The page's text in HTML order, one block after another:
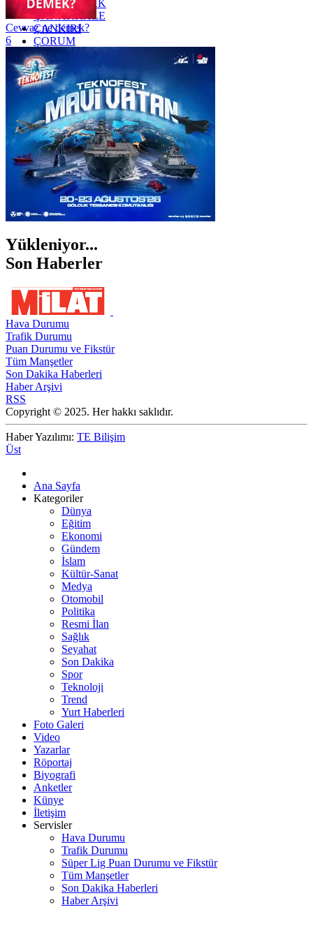
ZONGULDAK
ÇANAKKALE
ÇANKIRI
ÇORUM
İSTANBUL
İZMİR
ŞANLIURFA
ŞIRNAK
Cevvaz ne demek?
6
Yükleniyor...
Son Haberler
Hava Durumu
Trafik Durumu
Puan Durumu ve Fikstür
Tüm Manşetler
Son Dakika Haberleri
Haber Arşivi
RSS
Copyright © 2025. Her hakkı saklıdır.
Haber Yazılımı: TE Bilişim
Üst
Ana Sayfa
Kategoriler
Dünya
Eğitim
Ekonomi
Gündem
İslam
Kültür-Sanat
Medya
Otomobil
Politika
Resmi İlan
Sağlık
Seyahat
Son Dakika
Spor
Teknoloji
Trend
Yurt Haberleri
Foto Galeri
Video
Yazarlar
Röportaj
Biyografi
Anketler
Künye
İletişim
Servisler
Hava Durumu
Trafik Durumu
Süper Lig Puan Durumu ve Fikstür
Tüm Manşetler
Son Dakika Haberleri
Haber Arşivi